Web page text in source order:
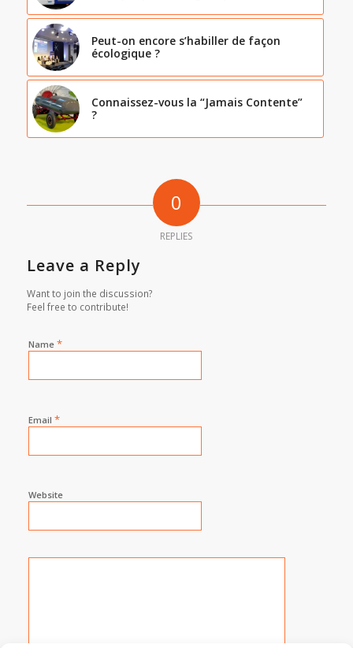
Peut-on encore s’habiller de façon
écologique ?
Connaissez-vous la “Jamais Contente”
?
0
REPLIES
Leave a Reply
Want to join the discussion?
Feel free to contribute!
Name *
Email *
Website